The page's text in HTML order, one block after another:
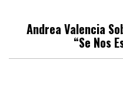
Andrea Valencia
“se Nos